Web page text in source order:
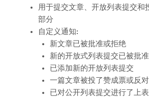
用于提交文章、开放列表提交和
部分
自定义通知:
新文章已被批准或拒绝
新的开放式列表提交已被批
已添加新的开放列表提交
一篇文章被投了赞成票或反
已对公开列表提交进行了上